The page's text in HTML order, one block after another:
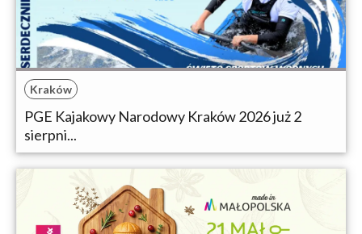
Kraków
PGE Kajakowy Narodowy Kraków 2026 już 2
sierpni...